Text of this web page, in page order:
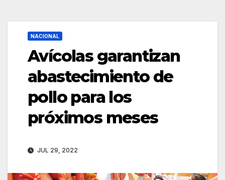
NACIONAL
Avícolas garantizan
abastecimiento de
pollo para los
próximos meses
JUL 29, 2022